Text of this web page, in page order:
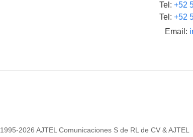
Tel: +52
Tel: +52
Email:
1995-2026 AJTEL Comunicaciones S de RL de CV & AJTEL